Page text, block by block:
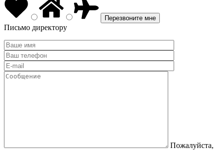
Письмо директору
Пожалуйста,